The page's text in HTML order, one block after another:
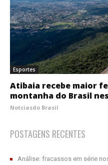
Esportes
Atibaia recebe maior
montanha do Brasil
Notciasdo Brasil
POSTAGENS RECENTES
Análise: fracassos em série